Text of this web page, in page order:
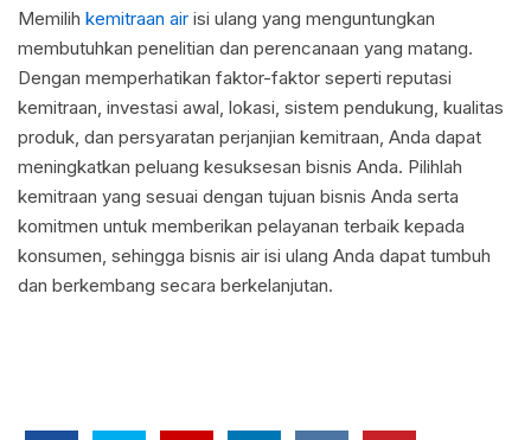
Memilih kemitraan air isi ulang yang menguntungkan
membutuhkan penelitian dan perencanaan yang matang.
Dengan memperhatikan faktor-faktor seperti reputasi
kemitraan, investasi awal, lokasi, sistem pendukung, kualitas
produk, dan persyaratan perjanjian kemitraan, Anda dapat
meningkatkan peluang kesuksesan bisnis Anda. Pilihlah
kemitraan yang sesuai dengan tujuan bisnis Anda serta
komitmen untuk memberikan pelayanan terbaik kepada
konsumen, sehingga bisnis air isi ulang Anda dapat tumbuh
dan berkembang secara berkelanjutan.